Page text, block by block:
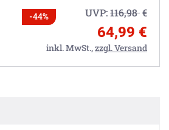
UVP:116,98€
-44%
64,99 €
inkl. MwSt.,zzgl. Versand